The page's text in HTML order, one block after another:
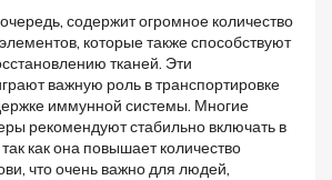
содержит огромное количество
которые также способствуют
тканей. Эти
важную роль в транспортировке
иммунной системы. Многие
рекомендуют стабильно включать в
как она повышает количество
что очень важно для людей,